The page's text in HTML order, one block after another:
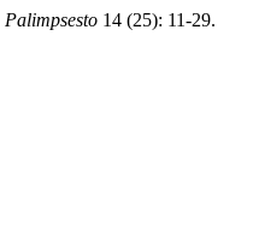
Palimpsesto 14 (25): 11-29.